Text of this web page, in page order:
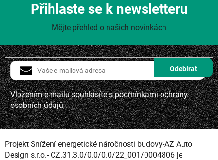
Vložením e-mailu souhlasíte spodmínkami ochrany
osobních údajů
Přihlaste se k newsletteru
Mějte přehled o našich novinkách
Projekt Snížení energetické náročnosti budovy-AZ Auto
Design s.r.o.- CZ.31.3.0/0.0/0.0/22_001/0004806 je